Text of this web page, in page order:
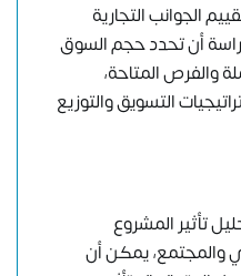
الجوانب التجارية
أن تحدد حجم السوق
والفرص المتاحة،
التسويق والتوزيع
تأثير المشروع
والمجتمع، يمكن أن